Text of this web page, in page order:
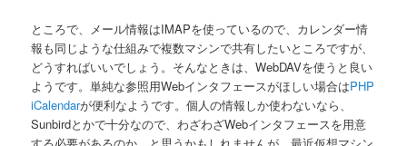
ところで、メール情報はIMAPを使っているので、カレンダー情
報も同じような仕組みで複数マシンで共有したいところですが、
どうすればいいでしょう。そんなときは、WebDAVを使うと良い
ようです。単純な参照用Webインタフェースがほしい場合はPHP
iCalendarが便利なようです。個人の情報しか使わないなら、
Sunbirdとかで十分なので、わざわざWebインタフェースを用意